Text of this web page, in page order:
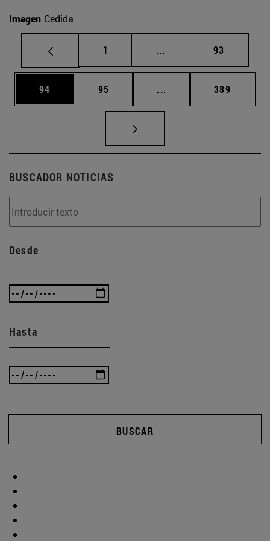
Imagen Cedida
Página
1 ... Páginas intermedias
Página
93
Página
94 Página
95 ... Páginas intermedias
Página
389
BUSCADOR NOTICIAS
Desde
Hasta
BUSCAR